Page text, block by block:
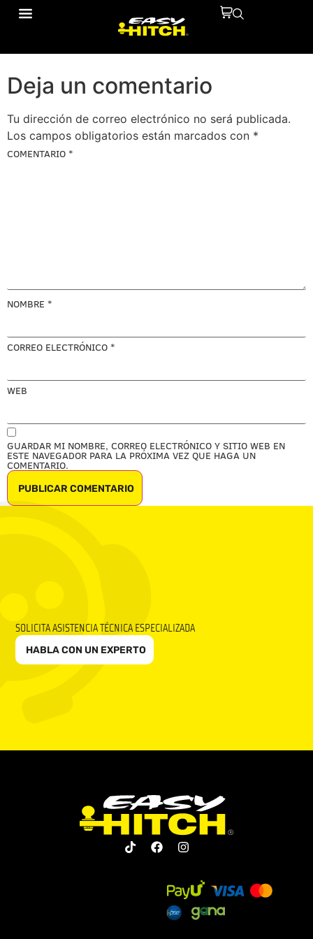
1472033
Deja un comentario
Tu dirección de correo electrónico no será publicada.
Los campos obligatorios están marcados con *
COMENTARIO *
NOMBRE *
CORREO ELECTRÓNICO *
WEB
GUARDAR MI NOMBRE, CORREO ELECTRÓNICO Y SITIO WEB EN
ESTE NAVEGADOR PARA LA PRÓXIMA VEZ QUE HAGA UN
COMENTARIO.
SOLICITA ASISTENCIA TÉCNICA ESPECIALIZADA
HABLA CON UN EXPERTO